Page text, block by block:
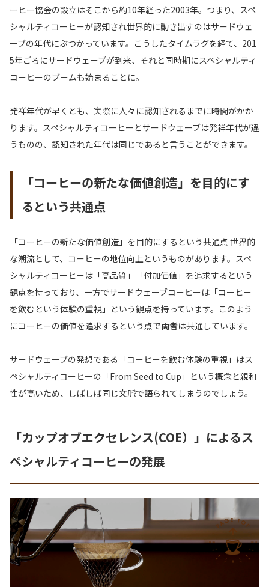
ーヒー協会の設立はそこから約10年経った2003年。つまり、スペ
シャルティコーヒーが認知され世界的に動き出すのはサードウェ
ーブの年代にぶつかっています。こうしたタイムラグを経て、201
5年ごろにサードウェーブが到来、それと同時期にスペシャルティ
コーヒーのブームも始まることに。
発祥年代が早くとも、実際に人々に認知されるまでに時間がかか
ります。スペシャルティコーヒーとサードウェーブは発祥年代が違
うものの、認知された年代は同じであると言うことができます。
「コーヒーの新たな価値創造」を目的にす
るという共通点
「コーヒーの新たな価値創造」を目的にするという共通点 世界的
な潮流として、コーヒーの地位向上というものがあります。スペ
シャルティコーヒーは「高品質」「付加価値」を追求するという
観点を持っており、一方でサードウェーブコーヒーは「コーヒー
を飲むという体験の重視」という観点を持っています。このよう
にコーヒーの価値を追求するという点で両者は共通しています。
サードウェーブの発想である「コーヒーを飲む体験の重視」はス
ペシャルティコーヒーの「From Seed to Cup」という概念と親和
性が高いため、しばしば同じ文脈で語られてしまうのでしょう。
「カップオブエクセレンス(COE）」によるス
ペシャルティコーヒーの発展